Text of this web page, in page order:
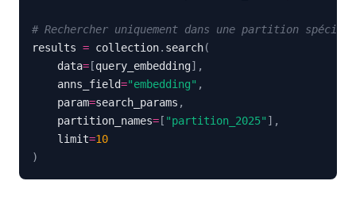
# Rechercher uniquement dans une partition
results = collection. search(
    data
= [query_embedding] ,
    anns_field
="embedding" ,
    param
=search_params ,
    partition_names
= [ "partition_2025" ] ,
    limit
=10
)